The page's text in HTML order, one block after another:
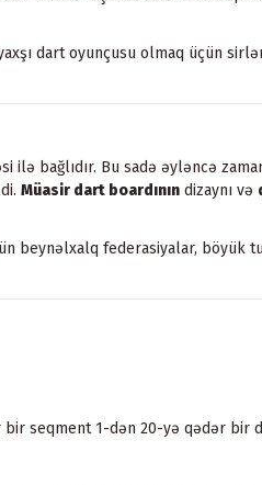
dart oyunçusu olmaq üçün
bağlıdır. Bu sadə əyləncə
Müasir dart boardının dizaynı və
beynəlxalq federasiyalar, böyük
seqment 1-dən 20-yə qədər bir